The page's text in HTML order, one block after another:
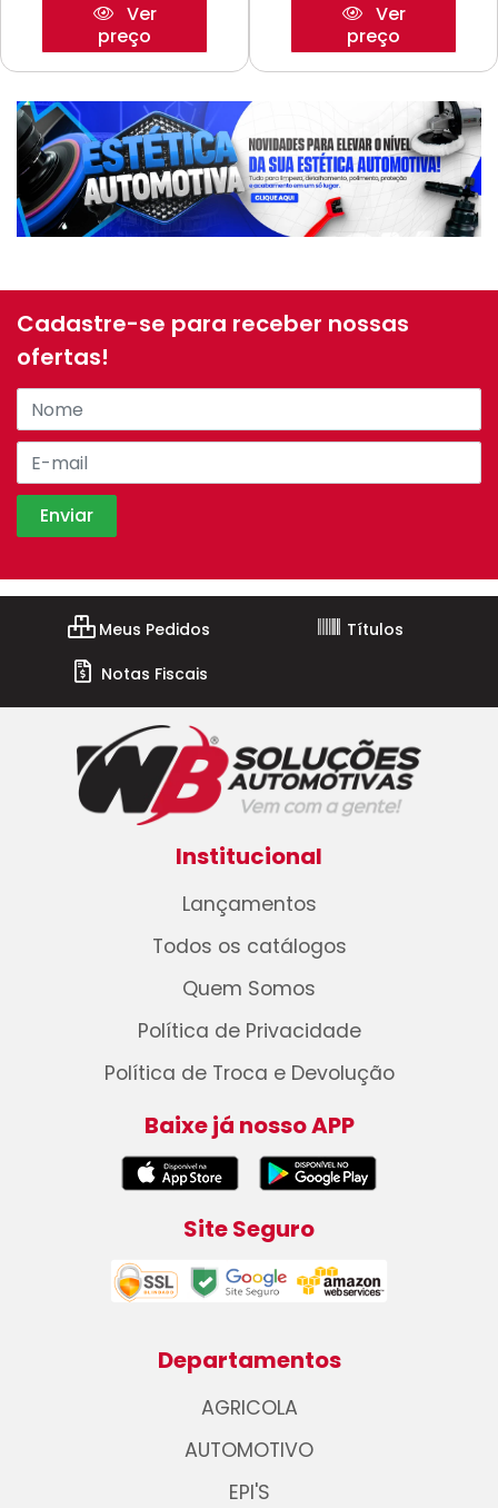
Ver
preço
Ver
preço
Cadastre-se para receber nossas
ofertas!
Meus Pedidos
Títulos
Notas Fiscais
Institucional
Lançamentos
Todos os catálogos
Quem Somos
Política de Privacidade
Política de Troca e Devolução
Baixe já nosso APP
Site Seguro
Departamentos
AGRICOLA
AUTOMOTIVO
EPI'S